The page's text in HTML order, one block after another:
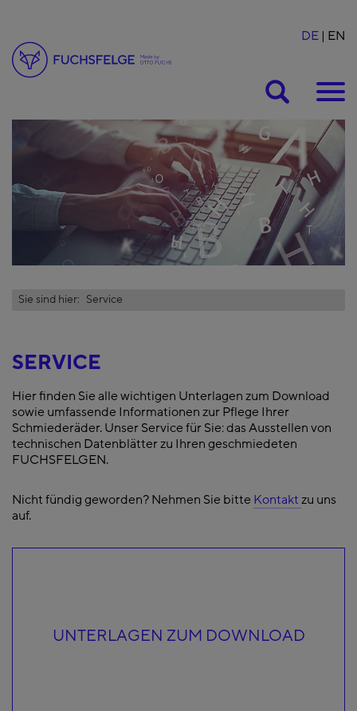
DE EN
Sie sind hier: Service
SERVICE
Hier finden Sie alle wichtigen Unterlagen zum Download
sowie umfassende Informationen zur Pflege Ihrer
Schmiederäder. Unser Service für Sie: das Ausstellen von
technischen Datenblätter zu Ihren geschmiedeten
FUCHSFELGEN.
Nicht fündig geworden? Nehmen Sie bitte Kontakt zu uns
auf.
UNTERLAGEN ZUM DOWNLOAD